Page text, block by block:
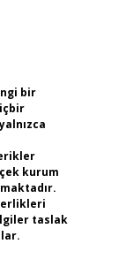
bir
kurum
taslak